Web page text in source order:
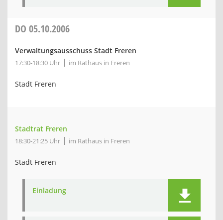
DO 05.10.2006
Verwaltungsausschuss Stadt Freren
17:30-18:30 Uhr im Rathaus in Freren
Stadt Freren
Stadtrat Freren
18:30-21:25 Uhr im Rathaus in Freren
Stadt Freren
Einladung